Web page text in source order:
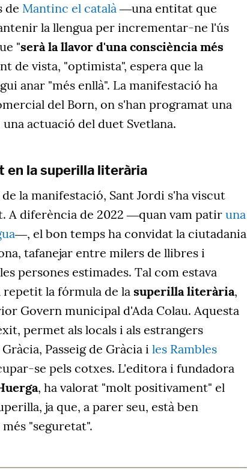
de Mantinc el català―una entitat que
la llengua per incrementar-ne l'ús
"serà la llavor d'una consciència més
de vista, "optimista", espera que la
anar "més enllà". La manifestació ha
del Born, on s'han programat una
actuació del duet Svetlana.
en la superilla literària
la manifestació, Sant Jordi s'ha viscut
A diferència de 2022 ―quan vam patir una
―, el bon temps ha convidat la ciutadania
tafanejar entre milers de llibres i
persones estimades. Tal com estava
repetit la fórmula de lasuperilla literària,
Govern municipal d'Ada Colau. Aquesta
permet als locals i als estrangers
Passeig de Gràcia i les Rambles
se pels cotxes. L'editora i fundadora
, ha valorat "molt positivament" el
ja que, a parer seu, està ben
"seguretat".